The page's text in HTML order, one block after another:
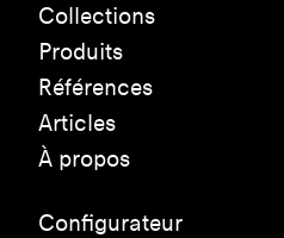
Collections
Produits
Références
Articles
À propos
Configurateur